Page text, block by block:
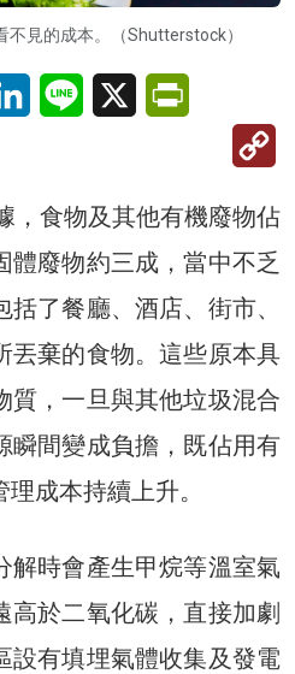
見的成本。（Shutterstock）
LinkedInLine X
，食物及其他有機廢物佔
體廢物約三成，當中不乏
了餐廳、酒店、街市、
丟棄的食物。這些原本具
質，一旦與其他垃圾混合
瞬間變成負擔，既佔用有
成本持續上升。
解時會產生甲烷等溫室氣
高於二氧化碳，直接加劇
設有填埋氣體收集及發電